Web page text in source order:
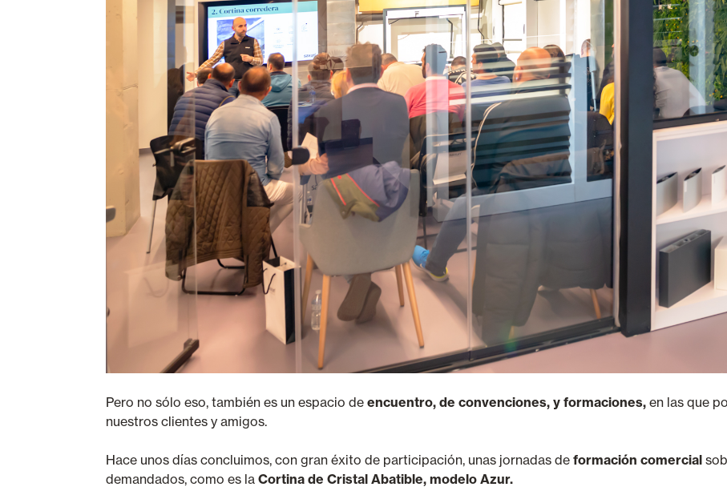
Pero no sólo eso, también es un espacio de encuentro, de convenciones, y formaciones, en las que
nuestros clientes y amigos.
Hace unos días concluimos, con gran éxito de participación, unas jornadas de formación comercial
demandados, como es la Cortina de Cristal Abatible, modelo Azur.